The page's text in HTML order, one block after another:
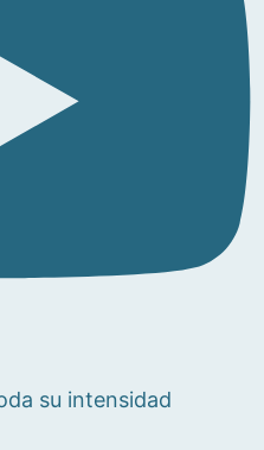
su intensidad